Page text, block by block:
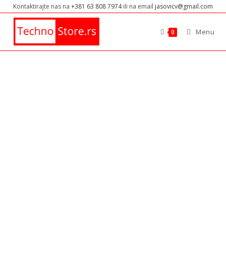
Kontaktirajte nas na +381 63 808 7974ili na email jasovicv@gmail.com
0 Menu